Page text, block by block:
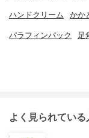
ハンドクリーム かか
パラフィンパック 足
よく見られてい